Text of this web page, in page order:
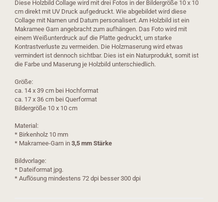
Diese Holzbild Collage wird mit drei Fotos in der Bildergröße 10 x 10
cm direkt mit UV Druck aufgedruckt. Wie abgebildet wird diese
Collage mit Namen und Datum personalisert. Am Holzbild ist ein
Makramee Garn angebracht zum aufhängen. Das Foto wird mit
einem Weißunterdruck auf die Platte gedruckt, um starke
Kontrastverluste zu vermeiden. Die Holzmaserung wird etwas
vermindert ist dennoch sichtbar. Dies ist ein Naturprodukt, somit ist
die Farbe und Maserung je Holzbild unterschiedlich.
Größe:
ca. 14 x 39 cm bei Hochformat
ca. 17 x 36 cm bei Querformat
Bildergröße 10 x 10 cm
Material:
* Birkenholz 10 mm
* Makramee-Garn in 3,5 mm Stärke
Bildvorlage:
* Dateiformat jpg.
* Auflösung mindestens 72 dpi besser 300 dpi